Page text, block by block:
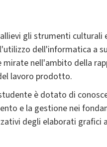
gli strumenti
dell'informatica a
mirate nell'ambito della
lavoro prodotto.
è dotato di
e la gestione nei
degli elaborati grafici